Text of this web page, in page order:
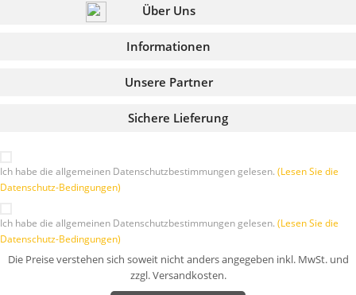
Über Uns
Informationen
Sichere Lieferung
Unsere Partner
Ich habe die allgemeinen Datenschutzbestimmungen gelesen. (Lesen Sie die
Datenschutz-Bedingungen)
Ich habe die allgemeinen Datenschutzbestimmungen gelesen. (Lesen Sie die
Datenschutz-Bedingungen)
Die Preise verstehen sich soweit nicht anders angegeben inkl. MwSt. und
zzgl. Versandkosten.